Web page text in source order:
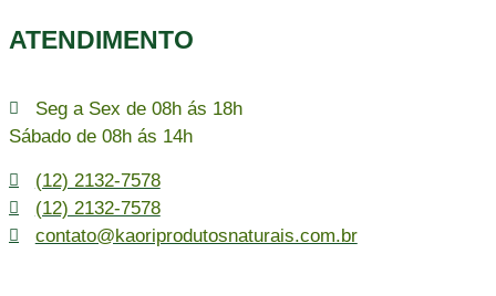
ATENDIMENTO
Seg a Sex de 08h ás 18h
Sábado de 08h ás 14h
(12) 2132-7578
(12) 2132-7578
contato@kaoriprodutosnaturais.com.br